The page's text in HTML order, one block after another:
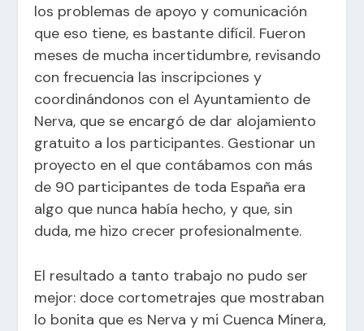
los problemas de apoyo y comunicación
que eso tiene, es bastante difícil. Fueron
meses de mucha incertidumbre, revisando
con frecuencia las inscripciones y
coordinándonos con el Ayuntamiento de
Nerva, que se encargó de dar alojamiento
gratuito a los participantes. Gestionar un
proyecto en el que contábamos con más
de 90 participantes de toda España era
algo que nunca había hecho, y que, sin
duda, me hizo crecer profesionalmente.
El resultado a tanto trabajo no pudo ser
mejor: doce cortometrajes que mostraban
lo bonita que es Nerva y mi Cuenca Minera,